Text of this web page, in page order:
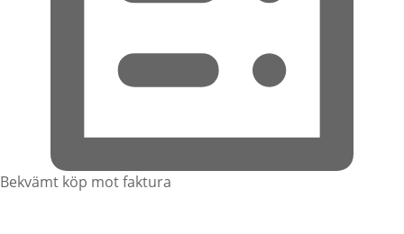
Bekvämt köp mot faktura